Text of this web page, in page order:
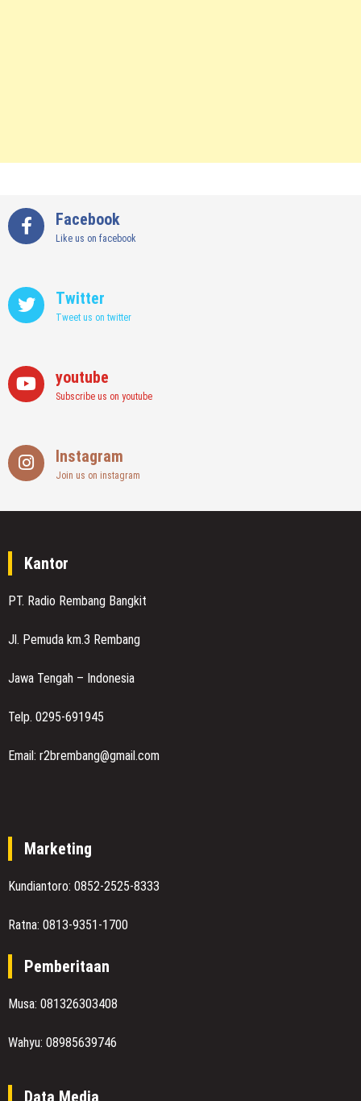
Facebook
Like us on facebook
Twitter
Tweet us on twitter
youtube
Subscribe us on youtube
Instagram
Join us on instagram
Kantor
PT. Radio Rembang Bangkit
Jl. Pemuda km.3 Rembang
Jawa Tengah – Indonesia
Telp. 0295-691945
Email: r2brembang@gmail.com
Marketing
Kundiantoro: 0852-2525-8333
Ratna: 0813-9351-1700
Pemberitaan
Musa: 081326303408
Wahyu: 08985639746
Data Media